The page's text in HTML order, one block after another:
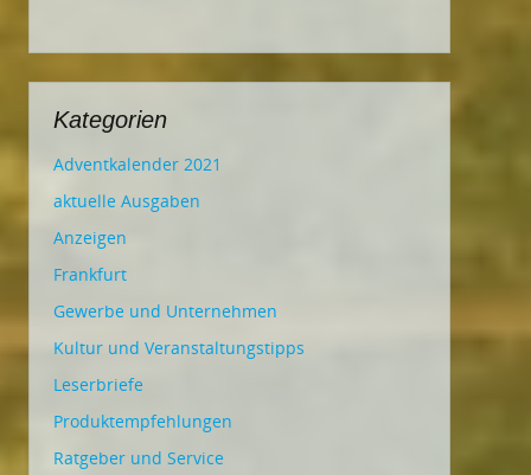
Kategorien
Adventkalender 2021
aktuelle Ausgaben
Anzeigen
Frankfurt
Gewerbe und Unternehmen
Kultur und Veranstaltungstipps
Leserbriefe
Produktempfehlungen
Ratgeber und Service